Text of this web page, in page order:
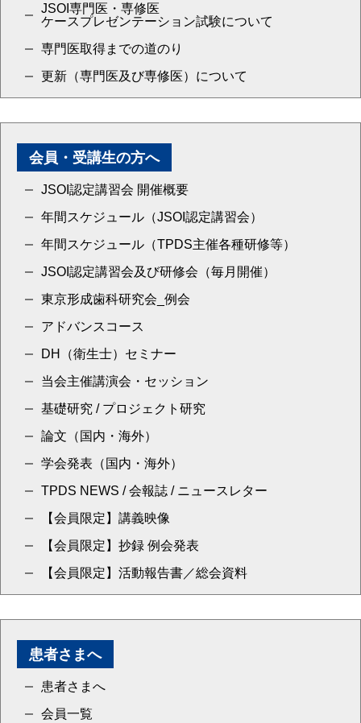
JSOI専門医・専修医
ケースプレゼンテーション試験について
専門医取得までの道のり
更新（専門医及び専修医）について
会員・受講生の方へ
JSOI認定講習会 開催概要
年間スケジュール（JSOI認定講習会）
年間スケジュール（TPDS主催各種研修等）
JSOI認定講習会及び研修会（毎月開催）
東京形成歯科研究会_例会
アドバンスコース
DH（衛生士）セミナー
当会主催講演会・セッション
基礎研究 / プロジェクト研究
論文（国内・海外）
学会発表（国内・海外）
TPDS NEWS / 会報誌 / ニュースレター
【会員限定】講義映像
【会員限定】抄録 例会発表
【会員限定】活動報告書／総会資料
患者さまへ
患者さまへ
会員一覧